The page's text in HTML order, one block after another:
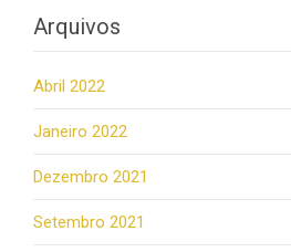
Arquivos
Abril 2022
Janeiro 2022
Dezembro 2021
Setembro 2021